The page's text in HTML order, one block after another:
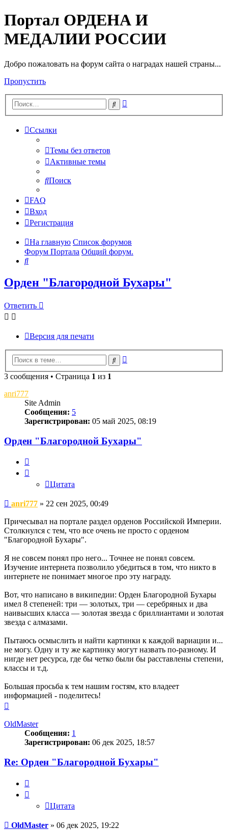
Портал ОРДЕНА И
МЕДАЛИИ РОССИИ
Добро пожаловать на форум сайта о наградах нашей страны...
Пропустить
Поиск
Ссылки
Темы без ответов
Активные темы
Поиск
FAQ
Вход
Регистрация
На главную Список форумов
Форум Портала Общий форум.
Поиск
Орден "Благородной Бухары"
Ответить
Версия для печати
Поиск
3 сообщения • Страница 1 из 1
anri777
Site Admin
Сообщения: 5
Зарегистрирован: 05 май 2025, 08:19
Орден "Благородной Бухары"
Цитата
Сообщение
anri777 » 22 сен 2025, 00:49
Причесывал на портале раздел орденов Российской Империи.
Столкнулся с тем, что все очень не просто с орденом
"Благородной Бухары".
Я не совсем понял про него... Точнее не понял совсем.
Изучение интернета позволило убедиться в том, что никто в
интернете не понимает многое про эту награду.
Вот, что написано в википедии: Орден Благородной Бухары
имел 8 степеней: три — золотых, три — серебряных и два
наивысших класса — золотая звезда с бриллиантами и золотая
звезда с алмазами.
Пытаюсь осмыслить и найти картинки к каждой вариации и...
не могу. Одну и ту же картинку могут назвать по-разному. И
нигде нет ресурса, где бы четко были бы расставлены степени,
классы и т.д.
Большая просьба к тем нашим гостям, кто владеет
информацией - поделитесь!
началу
OldMaster
Сообщения: 1
Зарегистрирован: 06 дек 2025, 18:57
Re: Орден "Благородной Бухары"
Цитата
Сообщение
OldMaster » 06 дек 2025, 19:22